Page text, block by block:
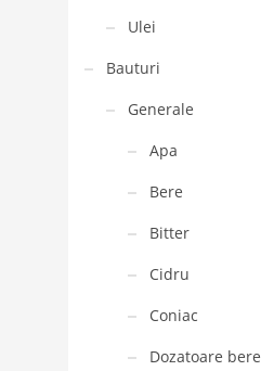
Ulei
Bauturi
Generale
Apa
Bere
Bitter
Cidru
Coniac
Dozatoare bere